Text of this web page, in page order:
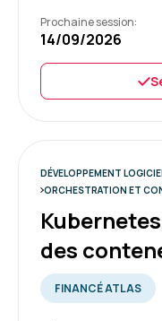
kubernetes, qui
surtout technique.
Formation :
conteneurs
Bonne prise en
commencer
concepts de base
Formation :
conteneurs
Prochaine session:
14/09/2026
DÉVELOPPEMENT
ORCHESTRATION ET
des
FINANCÉ ATLAS